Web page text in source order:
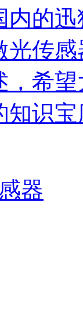
内的
光传
，希
知识宝
器